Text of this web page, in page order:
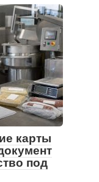
карты
под